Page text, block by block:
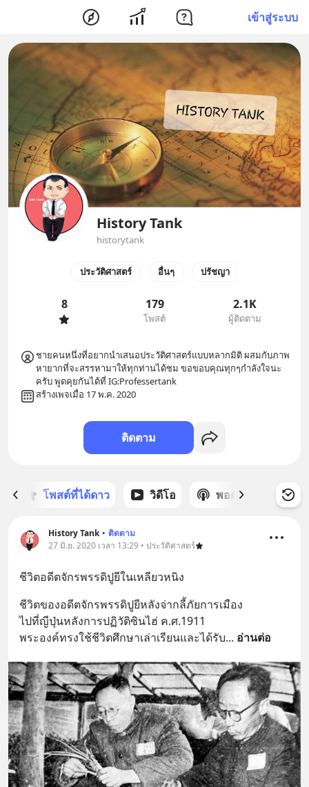
เข้าสู่ระบบ
History Tank
historytank
ประวัติศาสตร์ อื่นๆ ปรัชญา
8 179
โพสต์
2.1K
ผู้ติดตาม
ชายคนหนึ่งที่อยากนำเสนอประวัติศาสตร์แบบหลากมิติ ผสมกับภาพ
หายากที่จะสรรหามาให้ทุกท่านได้ชม ขอขอบคุณทุกๆกำลังใจนะ
ครับ พูดคุยกันได้ที่ IG:Professertank
สร้างเพจเมื่อ 17 พ.ค. 2020
ติดตาม
โพสต์ที่ได้ดาว วิดีโอ พอดแคสต์
History Tank • ติดตาม
27 มิ.ย. 2020 เวลา 13:29 • ประวัติศาสตร์
ชีวิตอดีตจักรพรรดิปูยีในเหลียวหนิง
ชีวิตของอดีตจักรพรรดิปูยีหลังจ่ากลี้ภัยการเมือง
ไปที่ญีปุ่นหลังการปฏิวัติซินไฮ่ ค.ศ.1911
พระองค์ทรงใช้ชีวิตศึกษาเล่าเรียนและได้รับ... อ่านต่อ